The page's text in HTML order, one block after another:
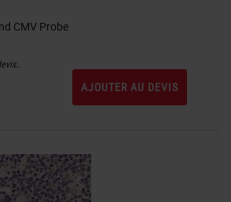
AJOUTER AU DEVIS